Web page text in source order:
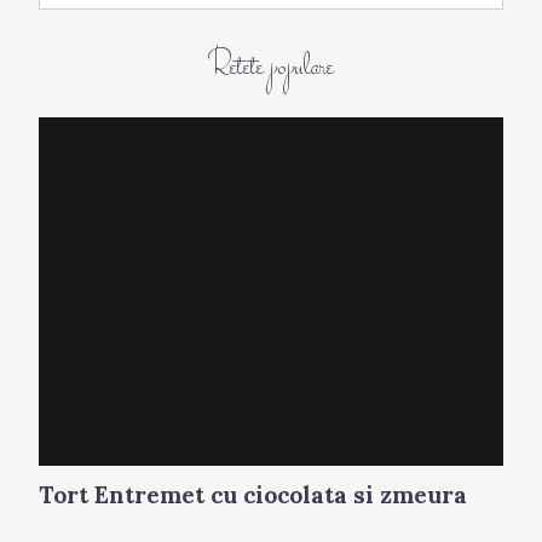
Retete populare
Tort Entremet cu ciocolata si zmeura